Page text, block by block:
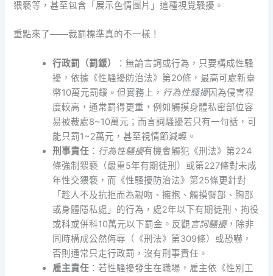
猥褻等，甚至包含「展示色情圖片」這種視覺騷擾。
重點來了——裁罰標準真的不一樣！
行政罰（罰鍰）
：無論言詞或行為，只要構成性騷
擾，依據《性騷擾防治法》第20條，最高可處新臺
幣10萬元罰鍰。但實務上， 行為性騷擾因為侵害程
度較高，通常罰得更重，例如觸摸身體私密部位容
易被裁處8~10萬元；而言詞騷擾若只有一句話，可
能只罰1~2萬元，甚至視情節減輕。
刑事責任 ： 行為性騷擾有機會觸犯《刑法》第224
條強制猥褻（最重5年有期徒刑）或第227條對未成
年性交猥褻，而《性騷擾防治法》第25條更針對
「趁人不及抗拒而為親吻、擁抱、觸摸臀部、胸部
或身體隱私處」的行為，處2年以下有期徒刑、拘役
或科或併科10萬元以下罰金。反觀 言詞騷擾，除非
同時構成公然侮辱（《刑法》第309條）或恐嚇，
否則通常只走行政罰，沒有刑事責任。
雇主責任 ：若性騷擾發生在職場，雇主依《性別工